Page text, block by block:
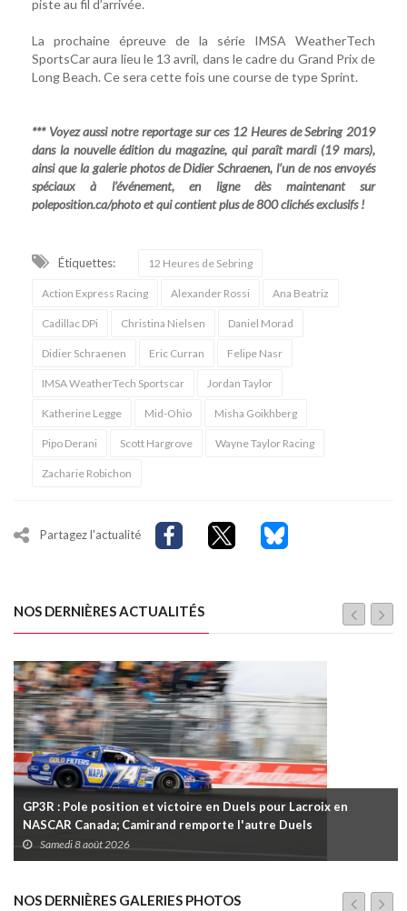
piste au fil d’arrivée.
La prochaine épreuve de la série IMSA WeatherTech
SportsCar aura lieu le 13 avril, dans le cadre du Grand Prix de
Long Beach. Ce sera cette fois une course de type Sprint.
*** Voyez aussi notre reportage sur ces 12 Heures de Sebring 2019
dans la nouvelle édition du magazine, qui paraît mardi (19 mars),
ainsi que la galerie photos de Didier Schraenen, l’un de nos envoyés
spéciaux à l’événement, en ligne dès maintenant sur
poleposition.ca/photo et qui contient plus de 800 clichés exclusifs !
Étiquettes: 12 Heures de Sebring
Action Express Racing Alexander Rossi Ana Beatriz
Cadillac DPi Christina Nielsen Daniel Morad
Didier Schraenen Eric Curran Felipe Nasr
IMSA WeatherTech Sportscar Jordan Taylor
Katherine Legge Mid-Ohio Misha Goikhberg
Pipo Derani Scott Hargrove Wayne Taylor Racing
Zacharie Robichon
Partagez l'actualité
NOS DERNIÈRES ACTUALITÉS
GP3R : Pole position et victoire en Duels pour Lacroix en
NASCAR Canada; Camirand remporte l'autre Duels
Samedi 8 août 2026
NOS DERNIÈRES GALERIES PHOTOS